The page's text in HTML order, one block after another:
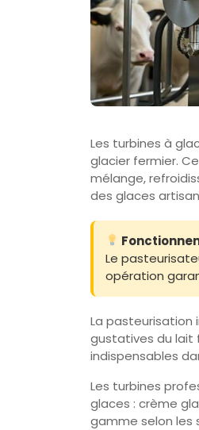
Les turbines à
glacier fermier.
mélange,
des glaces
Le
opération
La pasteurisation
gustatives du lait
indispensables
Les turbines
glaces : crème
gamme selon les